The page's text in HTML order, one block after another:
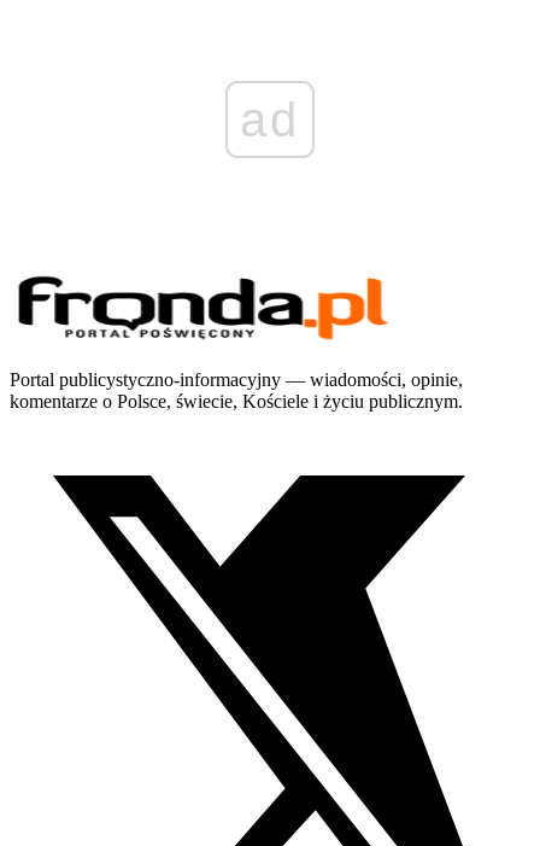
ad
Portal publicystyczno-informacyjny — wiadomości, opinie,
komentarze o Polsce, świecie, Kościele i życiu publicznym.